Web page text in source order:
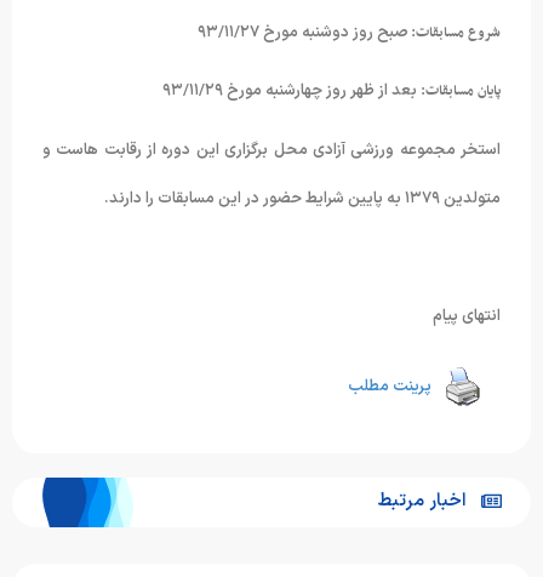
شروع مسابقات:صبح روز دوشنبه مورخ ۹۳/۱۱/۲۷
پایان مسابقات:بعد از ظهر روز چهارشنبه مورخ ۹۳/۱۱/۲۹
استخر مجموعه ورزشی آزادی محل برگزاری این دوره از رقابت هاست و
متولدین ۱۳۷۹ به پایین شرایط حضور در این مسابقات را دارند.
انتهای پیام
پرینت مطلب
اخبار مرتبط